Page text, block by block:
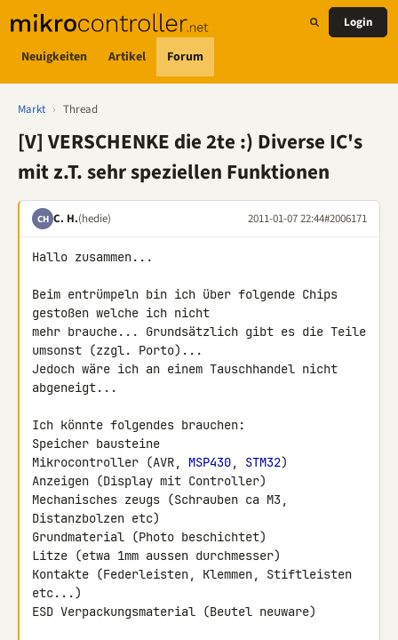
Neuigkeiten Artikel Forum
Login
Markt › Thread
[V] VERSCHENKE die 2te :) Diverse IC's
mit z.T. sehr speziellen Funktionen
CH C. H.(hedie) 2011-01-07 22:44#2006171
Hallo zusammen...
Beim entrümpeln bin ich über folgende Chips
gestoßen welche ich nicht
mehr brauche... Grundsätzlich gibt es die Teile
umsonst (zzgl. Porto)...
Jedoch wäre ich an einem Tauschhandel nicht
abgeneigt...
Ich könnte folgendes brauchen:
Speicher bausteine
Mikrocontroller (AVR, MSP430, STM32)
Anzeigen (Display mit Controller)
Mechanisches zeugs (Schrauben ca M3,
Distanzbolzen etc)
Grundmaterial (Photo beschichtet)
Litze (etwa 1mm aussen durchmesser)
Kontakte (Federleisten, Klemmen, Stiftleisten
etc...)
ESD Verpackungsmaterial (Beutel neuware)